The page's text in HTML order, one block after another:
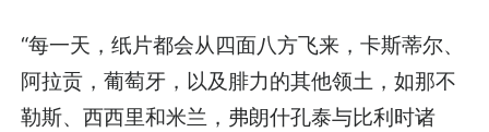
“每一天，纸片都会从四面八方飞来，卡斯蒂尔、
阿拉贡，葡萄牙，以及腓力的其他领土，如那不
勒斯、西西里和米兰，弗朗什孔泰与比利时诸